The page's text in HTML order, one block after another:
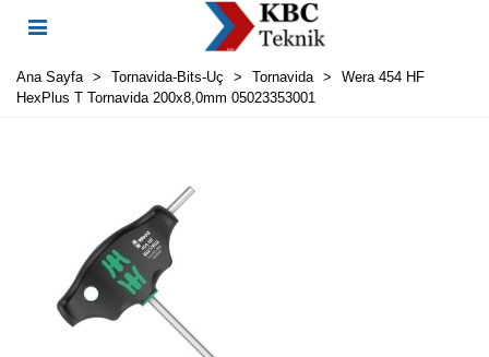
Ana Sayfa > Tornavida-Bits-Uç > Tornavida >
Wera 454 HF
HexPlus T Tornavida 200x8,0mm 05023353001